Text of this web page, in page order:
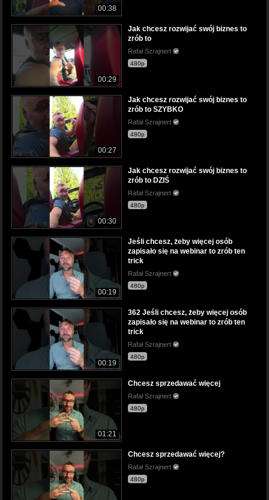
00:38
00:29
Jak chcesz rozwijać swój biznes to
zrób to
Rafał Szrajnert
480p
00:27
Jak chcesz rozwijać swój biznes to
zrób to SZYBKO
Rafał Szrajnert
480p
00:30
Jak chcesz rozwijać swój biznes to
zrób to DZIŚ
Rafał Szrajnert
480p
00:19
Jeśli chcesz, żeby więcej osób
zapisało się na webinar to zrób ten
trick
Rafał Szrajnert
480p
00:19
362 Jeśli chcesz, żeby więcej osób
zapisało się na webinar to zrób ten
trick
Rafał Szrajnert
480p
01:21
Chcesz sprzedawać więcej
Rafał Szrajnert
480p
Chcesz sprzedawać więcej?
Rafał Szrajnert
480p